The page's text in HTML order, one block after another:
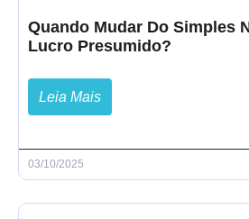
Quando Mudar Do Simples
Lucro Presumido?
Leia Mais
03/10/2025